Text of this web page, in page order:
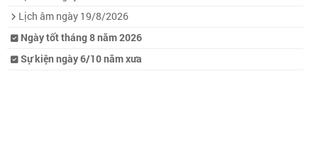
Lịch âm ngày 19/8/2026
Ngày tốt tháng 8 năm 2026
Sự kiện ngày 6/10 năm xưa